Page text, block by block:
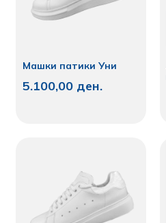
Машки патики Уни
5.100,00 ден.